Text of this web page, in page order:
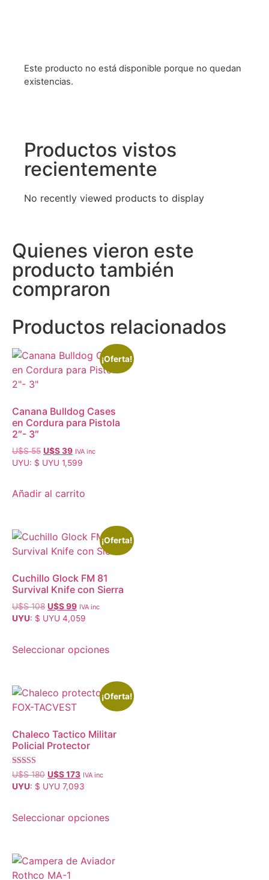
Este producto no está disponible porque no quedan
existencias.
Productos vistos
recientemente
No recently viewed products to display
Quienes vieron este
producto también
compraron
Productos relacionados
¡Oferta!
Canana Bulldog Cases
en Cordura para Pistola
2″- 3″
U$S55 U$S39 IVA inc
UYU: $ UYU 1,599
Añadir al carrito
¡Oferta!
Cuchillo Glock FM 81
Survival Knife con Sierra
U$S108 U$S99 IVA inc
UYU: $ UYU 4,059
Seleccionar opciones
¡Oferta!
Chaleco Tactico Militar
Policial Protector
Valorado con
5.00
de 5
U$S180 U$S173 IVA inc
UYU: $ UYU 7,093
Seleccionar opciones